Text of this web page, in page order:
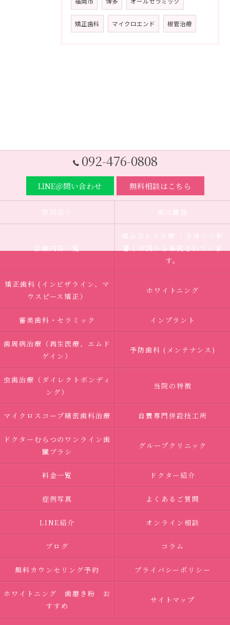
矯正歯科 マイクロエンド 根管治療
092-476-0808
LINE＠問い合わせ 無料相談はこちら
医院紹介 歯は臓器
診療内容一覧
噛み合わせ治療 ｜全身への影
響｜全国から来院されていま
す。
矯正歯科 (インビザライン、マ
ウスピース矯正）
ホワイトニング
審美歯科・セラミック インプラント
歯周病治療（再生医療、エムド
ゲイン）
予防歯科 (メンテナンス)
虫歯治療（ダイレクトボンディ
ング）
当院の特徴
マイクロスコープ精密歯科治療 自費専門併設技工所
ドクターむらつのワンライン歯
臓ブラシ
グループクリニック
料金一覧 ドクター紹介
症例写真 よくあるご質問
LINE紹介 オンライン相談
ブログ コラム
無料カウンセリング予約 プライバシーポリシー
ホワイトニング 歯磨き粉 お
すすめ
サイトマップ